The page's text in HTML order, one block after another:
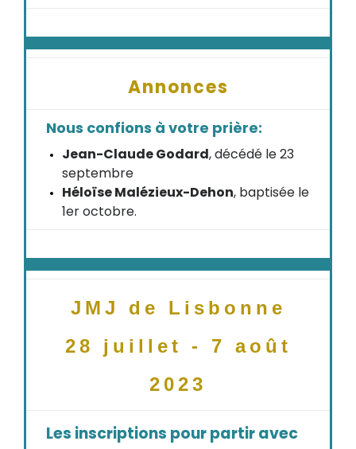
Annonces
Nous confions à votre prière:
Jean-Claude Godard, décédé le 23
septembre
Héloïse Malézieux-Dehon, baptisée le
1er octobre.
JMJ de Lisbonne
28 juillet - 7 août
2023
Les inscriptions pour partir avec